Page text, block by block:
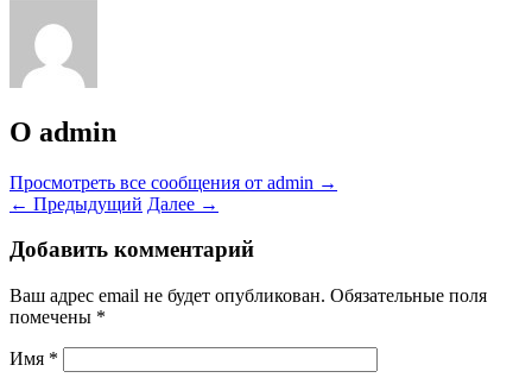
О admin
Просмотреть все сообщения от admin →
← Предыдущий Далее →
Добавить комментарий
Ваш адрес email не будет опубликован. Обязательные поля
помечены *
Имя *